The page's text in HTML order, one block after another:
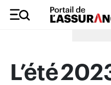
Merci à nos
L’été